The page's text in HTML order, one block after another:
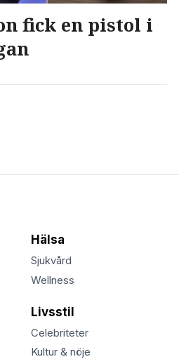
fick en pistol i
Hälsa
Sjukvård
Wellness
Livsstil
Celebriteter
Kultur & nöje